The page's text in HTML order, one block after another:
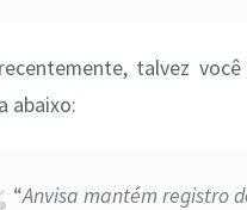
talvez
abaixo:
“Anvisa mantém registro